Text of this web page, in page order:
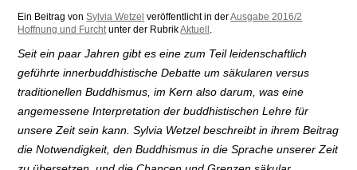
Ein Beitrag vonSylvia Wetzel veröffentlicht in derAusgabe 2016/2
Hoffnung und Furcht unter der RubrikAktuell
Seit ein paar Jahren gibt es eine zum Teil leidenschaftlich
geführte innerbuddhistische Debatte um säkularen versus
traditionellen Buddhismus, im Kern also darum, was eine
angemessene Interpretation der buddhistischen Lehre für
unsere Zeit sein kann. Sylvia Wetzel beschreibt in ihrem Beitrag
die Notwendigkeit, den Buddhismus in die Sprache unserer Zeit